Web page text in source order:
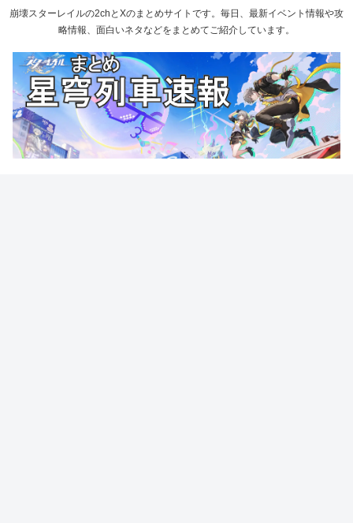
崩壊スターレイルの2chとXのまとめサイトです。毎日、最新イベント情報や攻
略情報、面白いネタなどをまとめてご紹介しています。